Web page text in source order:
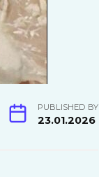
PUBLISHED BY
23.01.2026